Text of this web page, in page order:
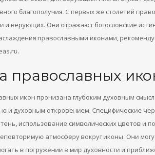
благополучия. С первых же столетий
и верующих. Они отражают богословские
православными иконами,
православных
икон пронизана глубоким духовным
и духовным откровением. Специфические
использование символических цветов и
атмосферу вокруг иконы. Они
в погружении в мир духовности и